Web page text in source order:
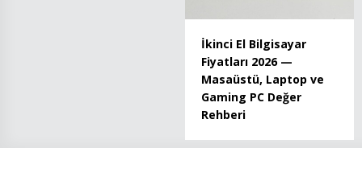
İkinci El Bilgisayar
Fiyatları 2026 —
Masaüstü, Laptop ve
Gaming PC Değer
Rehberi